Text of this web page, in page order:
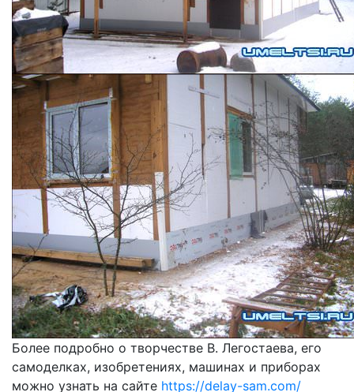
Более подробно о творчестве В. Легостаева, его
самоделках, изобретениях, машинах и приборах
можно узнать на сайте https://delay-sam.com/